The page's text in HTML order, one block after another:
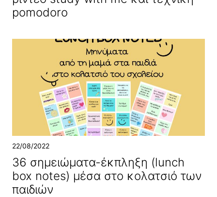
pomodoro
22/08/2022
36 σημειώματα-έκπληξη (lunch
box notes) μέσα στο κολατσιό των
παιδιών